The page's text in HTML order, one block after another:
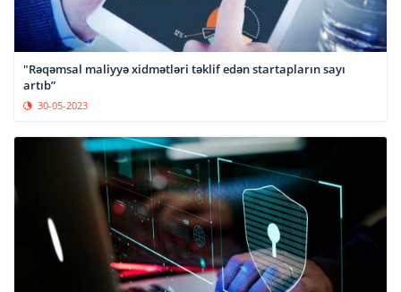
"Rəqəmsal maliyyə xidmətləri təklif edən startapların sayı
artıb”
30-05-2023